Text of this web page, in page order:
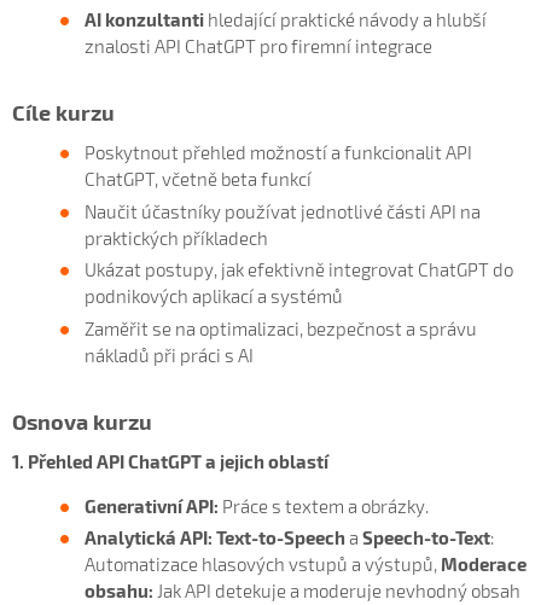
AI konzultanti hledající praktické návody a hlubší
znalosti API ChatGPT pro firemní integrace
Cíle kurzu
Poskytnout přehled možností a funkcionalit API
ChatGPT, včetně beta funkcí
Naučit účastníky používat jednotlivé části API na
praktických příkladech
Ukázat postupy, jak efektivně integrovat ChatGPT do
podnikových aplikací a systémů
Zaměřit se na optimalizaci, bezpečnost a správu
nákladů při práci s AI
Osnova kurzu
1. Přehled API ChatGPT a jejich oblastí
Generativní API: Práce s textem a obrázky.
Analytická API: Text-to-Speech a Speech-to-Text:
Automatizace hlasových vstupů a výstupů, Moderace
obsahu: Jak API detekuje a moderuje nevhodný obsah